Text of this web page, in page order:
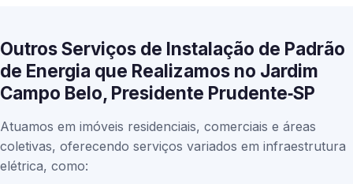
Outros Serviços de Instalação de Padrão
de Energia que Realizamos no Jardim
Campo Belo, Presidente Prudente‑SP
Atuamos em imóveis residenciais, comerciais e áreas
coletivas, oferecendo serviços variados em infraestrutura
elétrica, como: